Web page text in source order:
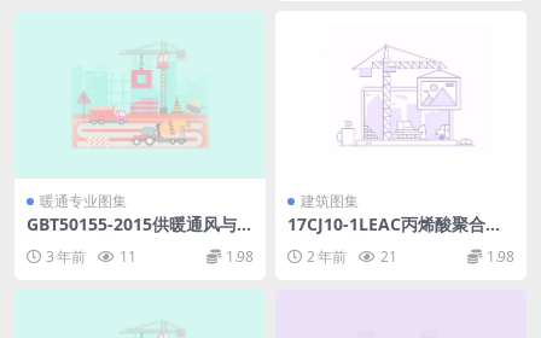
暖通专业图集
GBT50155-2015供暖通风与空
3 年前 11 1.98
建筑图集
17CJ10-1LEAC丙烯酸聚合物
水泥防水涂料应用构造.rar
2 年前 21 1.98